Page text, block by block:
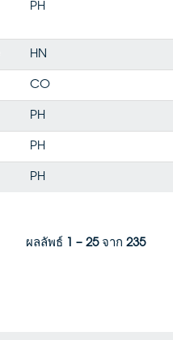
PH
HN
CO
PH
PH
PH
ผลลัพธ์ 1 – 25จาก 235